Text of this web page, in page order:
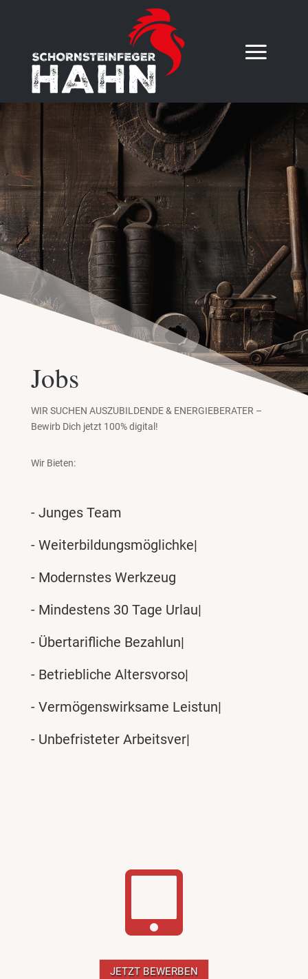
Jobs
WIR SUCHEN AUSZUBILDENDE & ENERGIEBERATER –
Bewirb Dich jetzt 100% digital!
Wir Bieten:
- Junges Team
- Weiterbildungsmöglichkeiten
- Modernstes Werkzeug
- Mindestens 30 Tage Urlaub
- Übertarifliche Bezahlung
- Betriebliche Altersvorsorge
- Vermögenswirksame Leistungen
- Unbefristeter Arbeitsvertrag

JETZT BEWERBEN